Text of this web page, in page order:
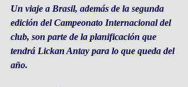
Un viaje a Brasil, además de la segunda
edición del Campeonato Internacional del
club, son parte de la planificación que
tendrá Lickan Antay para lo que queda del
año.